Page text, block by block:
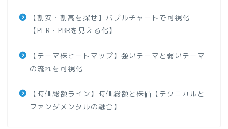
【割安・割高を探せ】バブルチャートで可視化
【PER・PBRを見える化】
【テーマ株ヒートマップ】強いテーマと弱いテーマ
の流れを可視化
【時価総額ライン】時価総額と株価【テクニカルと
ファンダメンタルの融合】